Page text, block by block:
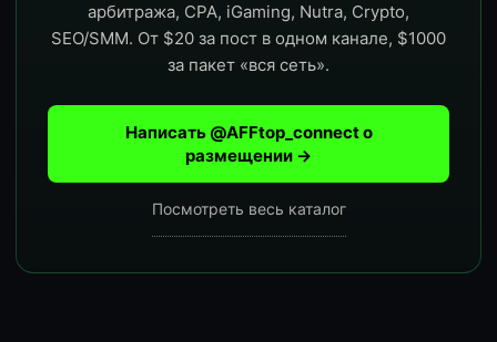
арбитража, CPA, iGaming, Nutra, Crypto,
SEO/SMM. От $20 за пост в одном канале, $1000
за пакет «вся сеть».
Написать @AFFtop_connect о
размещении →
Посмотреть весь каталог